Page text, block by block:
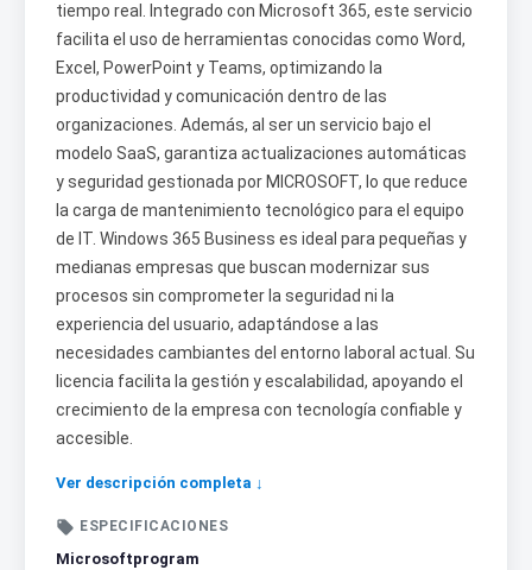
tiempo real. Integrado con Microsoft 365, este servicio
facilita el uso de herramientas conocidas como Word,
Excel, PowerPoint y Teams, optimizando la
productividad y comunicación dentro de las
organizaciones. Además, al ser un servicio bajo el
modelo SaaS, garantiza actualizaciones automáticas
y seguridad gestionada por MICROSOFT, lo que reduce
la carga de mantenimiento tecnológico para el equipo
de IT. Windows 365 Business es ideal para pequeñas y
medianas empresas que buscan modernizar sus
procesos sin comprometer la seguridad ni la
experiencia del usuario, adaptándose a las
necesidades cambiantes del entorno laboral actual. Su
licencia facilita la gestión y escalabilidad, apoyando el
crecimiento de la empresa con tecnología confiable y
accesible.
Ver descripción completa ↓
 ESPECIFICACIONES
Microsoftprogram